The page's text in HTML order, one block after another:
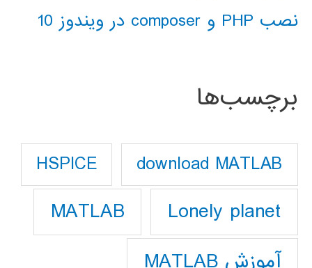
نصب PHP و composer در ویندوز 10
برچسب‌ها
download MATLAB
HSPICE
Lonely planet
MATLAB
آموزش MATLAB